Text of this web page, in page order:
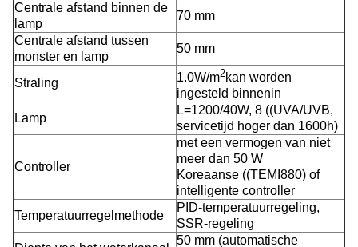
Centrale afstand binnen de
lamp
70 mm
Centrale afstand tussen
monster en lamp
50 mm
Straling 1.0W/m2kan worden
ingesteld binnenin
Lamp
L=1200/40W, 8 ((UVA/UVB,
servicetijd hoger dan 1600h)
Controller
met een vermogen van niet
meer dan 50 W
Koreaanse ((TEMI880) of
intelligente controller
Temperatuurregelmethode
PID-temperatuurregeling,
SSR-regeling
50 mm (automatische